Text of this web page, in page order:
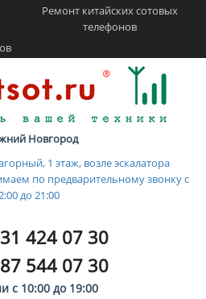
Ремонт китайских сотовых
телефонов
Новгород
1 этаж, возле эскалатора
по предварительному звонку с
до 21:00
424 07 30
544 07 30
с 10:00 до 19:00